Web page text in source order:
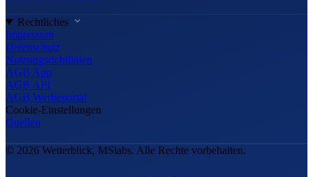
Rechtliches
Impressum
Datenschutz
Nutzungsrichtlinien
AGB App
AGB API
AGB Werbeportal
Cookie-Einstellungen
Quellen
© 2026 Wetterblick, MSlabs. Alle Rechte vorbehalten.